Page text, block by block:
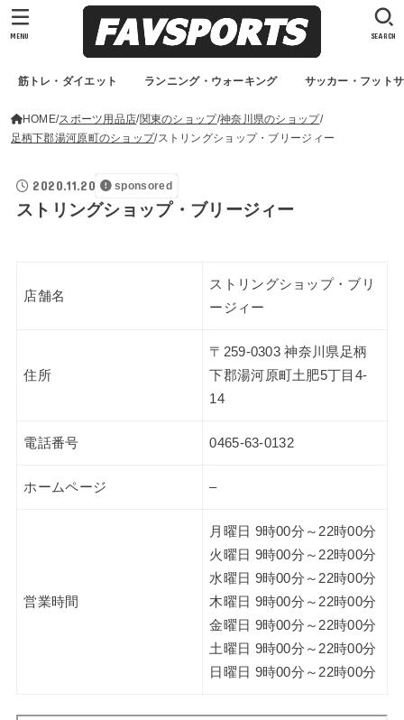
筋トレ・ダイエット ランニング・ウォーキング サッカー・フット
SEARCH
MENU
HOME スポーツ用品店 関東のショップ 神奈川県のショップ
足柄下郡湯河原町のショップ ストリングショップ・ブリージィー
2020.11.20 sponsored
ストリングショップ・ブリージィー
店舗名
ストリングショップ・ブリ
ージィー
住所
〒259-0303 神奈川県足柄
下郡湯河原町土肥5丁目4-
14
電話番号 0465-63-0132
ホームページ –
営業時間
月曜日 9時00分～22時00分
火曜日 9時00分～22時00分
水曜日 9時00分～22時00分
木曜日 9時00分～22時00分
金曜日 9時00分～22時00分
土曜日 9時00分～22時00分
日曜日 9時00分～22時00分